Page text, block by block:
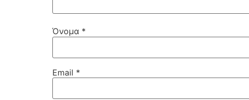
Όνομα *
Email *